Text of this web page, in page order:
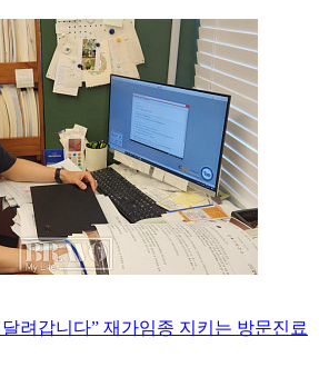
려갑니다” 재가임종 지키는 방문진료